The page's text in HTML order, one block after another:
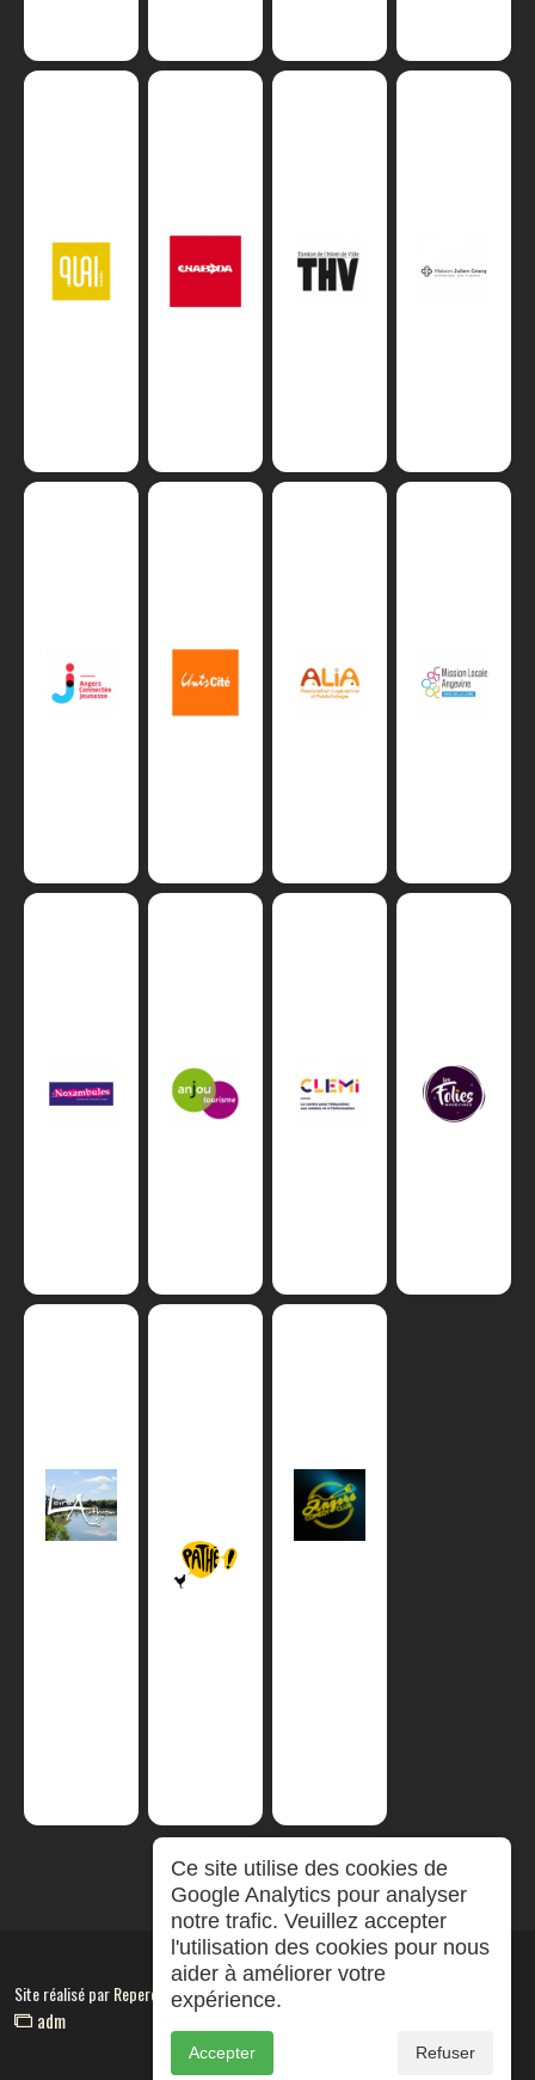
Site réalisé parRepereCom
adm
Ce site utilise des cookies de
Google Analytics pour analyser
notre trafic. Veuillez accepter
l'utilisation des cookies pour nous
aider à améliorer votre
expérience.
Accepter Refuser